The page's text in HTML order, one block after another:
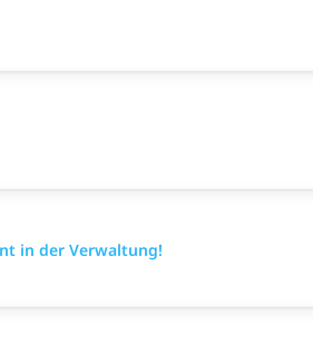
in der Verwaltung!